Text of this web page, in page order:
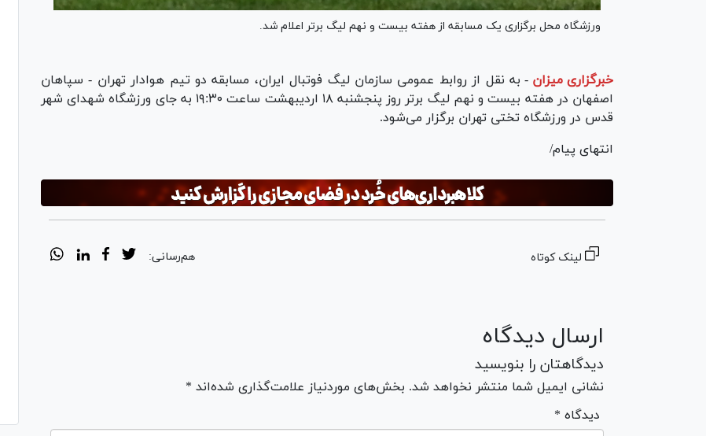
ورزشگاه محل برگزاری یک مسابقه از هفته بیست و نهم لیگ برتر اعلام شد.
خبرگزاری میزان - به نقل از روابط عمومی سازمان لیگ فوتبال ایران، مسابقه دو تیم هوادار تهران - سپاهان
اصفهان در هفته بیست و نهم لیگ برتر روز پنجشنبه ۱۸ اردیبهشت ساعت ۱۹:۳۰ به جای ورزشگاه شهدای شهر
قدس در ورزشگاه تختی تهران برگزار می‌شود.
انتهای پیام/
لینک کوتاه هم‌رسانی:
ارسال دیدگاه
دیدگاهتان را بنویسید
نشانی ایمیل شما منتشر نخواهد شد. بخش‌های موردنیاز علامت‌گذاری شده‌اند *
* دیدگاه